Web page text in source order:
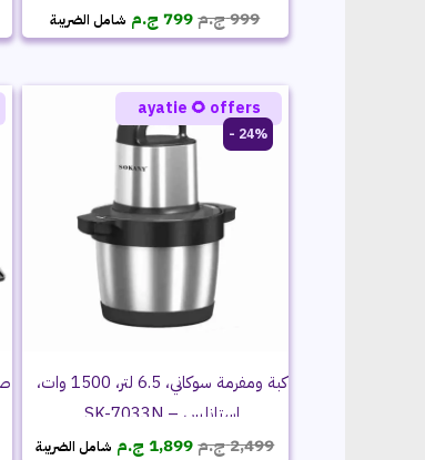
999ج.مالسعر
الأصلي
999 ج.م.
799 ج.مالسعر
الحالي
799 ج.م.
شامل الضريبة
24% -
كبة ومفرمة سوكاني، 6.5 لتر، 1500 وات،
استانلس – SK-7033N
2,499ج.مالسعر
1,899 ج.مالسعر
شامل الضريبة
ayatie 🌻 offers